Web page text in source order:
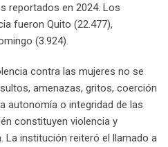
reportados en 2024. Los
fueron Quito (22.477),
(3.924).
contra las mujeres no se
amenazas, gritos, coerción
autonomía o integridad de las
constituyen violencia y
La institución reiteró el llamado a